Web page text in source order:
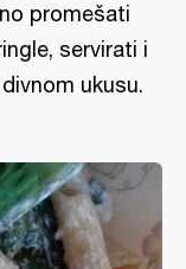
promešati
servirati i
ukusu.